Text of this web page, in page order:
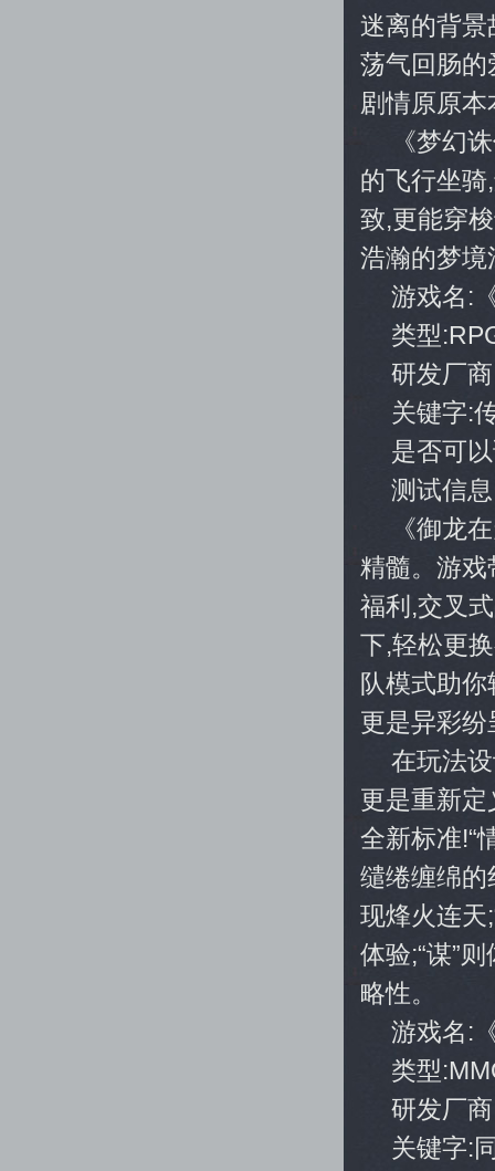
迷离的背
荡气回肠
剧情原原
《梦幻
的飞行坐
致,更能穿
浩瀚的梦境
游戏名:
类型
研发厂
关键字:
是否可
测试信
《御龙
精髓。游
福利,交叉
下,轻松更
队模式助
更是异彩纷
在玩法
更是重新定
全新标准!“
缱绻缠绵的
现烽火连天
体验;“谋”
略性。
游戏名:
类型
研发厂
关键字: